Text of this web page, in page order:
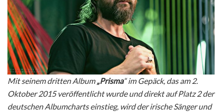
Mit seinem dritten Album„Prisma“ im Gepäck, das am 2.
Oktober 2015 veröffentlicht wurde und direkt auf Platz 2 der
deutschen Albumcharts einstieg, wird der irische Sänger und